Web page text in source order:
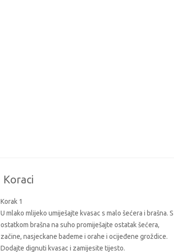
Koraci
Korak 1
U mlako mlijeko umiješajte kvasac s malo šećera i brašna. S
ostatkom brašna na suho promiješajte ostatak šećera,
začine, nasjeckane bademe i orahe i ocijeđene groždice.
Dodajte dignuti kvasac i zamijesite tijesto.